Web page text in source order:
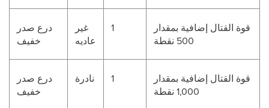
درع صدر
خفيف
غير
عاديه
1
قوة القتال إضافية بمقدار
500 نقطة
درع صدر
خفيف
نادرة 1
قوة القتال إضافية بمقدار
1,000 نقطة